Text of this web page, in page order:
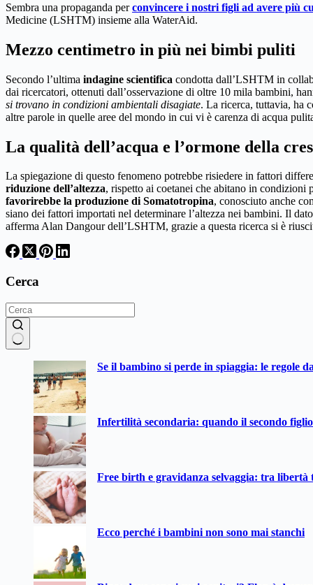
Sembra una propaganda perconvincere i nostri figli ad avere più
Medicine (LSHTM) insieme alla WaterAid.
Mezzo centimetro in più nei bimbi puliti
Secondo l’ultima indagine scientifica condotta dall’LSHTM in
dai ricercatori, ottenuti dall’osservazione di oltre 10 mila bambini,
si trovano in condizioni ambientali disagiate. La ricerca, tuttavia, ha
altre parole in quelle aree del mondo in cui vi è carenza di acqua
La qualità dell’acqua e l’ormone della
La spiegazione di questo fenomeno potrebbe risiedere in fattori
riduzione dell’altezza, rispetto ai coetanei che abitano in
favorirebbe la produzione di Somatotropina, conosciuto anche
siano dei fattori importati nel determinare l’altezza nei bambini. Il
afferma Alan Dangour dell’LSHTM, grazie a questa ricerca si è
Cerca
Se il bambino si perde in spiaggia: le regole
Infertilità secondaria: quando il secondo
Free birth e gravidanza selvaggia: tra libertà
Ecco perché i bambini non sono mai stanchi